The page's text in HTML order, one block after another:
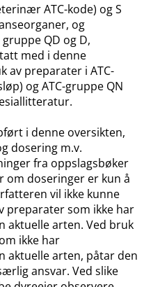
ATC-kode) og S
og
QD og D,
med i denne
av preparater i ATC-
og ATC-gruppe QN
i denne oversikten,
dosering m.v.
fra oppslagsbøker
om doseringer er kun å
vil ikke kunne
preparater som ikke har
aktuelle arten. Ved bruk
ikke har
aktuelle arten, påtar den
ansvar. Ved slike